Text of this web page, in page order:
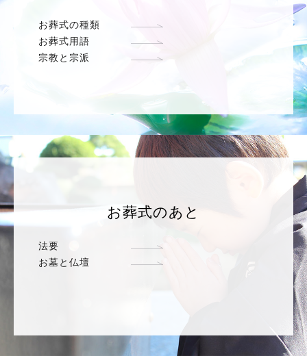
お葬式の種類
お葬式用語
宗教と宗派
お葬式のあと
法要
お墓と仏壇